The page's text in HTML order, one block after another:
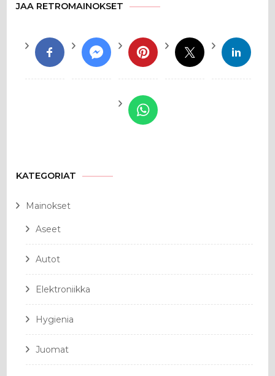
JAA RETROMAINOKSET
KATEGORIAT
Mainokset
Aseet
Autot
Elektroniikka
Hygienia
Juomat